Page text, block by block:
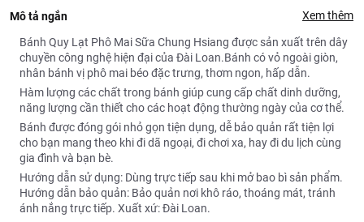
Mô tả ngắn Xem thêm
Bánh Quy Lạt Phô Mai Sữa Chung Hsiang được sản xuất trên dây
chuyền công nghệ hiện đại của Đài Loan.Bánh có vỏ ngoài giòn,
nhân bánh vị phô mai béo đặc trưng, thơm ngon, hấp dẫn.
Hàm lượng các chất trong bánh giúp cung cấp chất dinh dưỡng,
năng lượng cần thiết cho các hoạt động thường ngày của cơ thể.
Bánh được đóng gói nhỏ gọn tiện dụng, dễ bảo quản rất tiện lợi
cho bạn mang theo khi đi dã ngoại, đi chơi xa, hay đi du lịch cùng
gia đình và bạn bè.
Hướng dẫn sử dụng: Dùng trực tiếp sau khi mở bao bì sản phẩm.
Hướng dẫn bảo quản: Bảo quản nơi khô ráo, thoáng mát, tránh
ánh nắng trực tiếp. Xuất xứ: Đài Loan.